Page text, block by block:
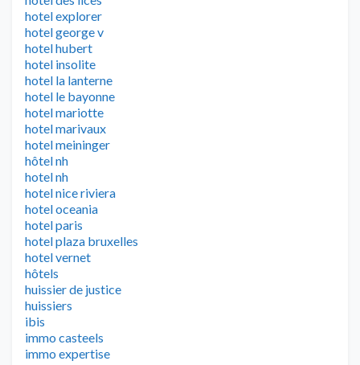
hotel explorer
hotel george v
hotel hubert
hotel insolite
hotel la lanterne
hotel le bayonne
hotel mariotte
hotel marivaux
hotel meininger
hôtel nh
hotel nh
hotel nice riviera
hotel oceania
hotel paris
hotel plaza bruxelles
hotel vernet
hôtels
huissier de justice
huissiers
ibis
immo casteels
immo expertise